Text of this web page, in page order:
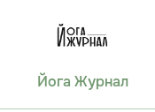
Йога Журнал